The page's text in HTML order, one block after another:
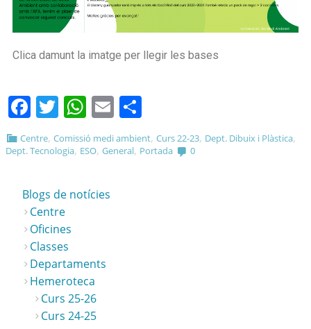
Clica damunt la imatge per llegir les bases
Facebook
Twitter
WhatsApp
Email
Centre,Comissió medi ambient,Curs 22-23, Dept. Dibuix i Plàstica,
Dept. Tecnologia, ESO, General, Portada 0
Blogs de notícies
Centre
Oficines
Classes
Departaments
Hemeroteca
Curs 25-26
Curs 24-25